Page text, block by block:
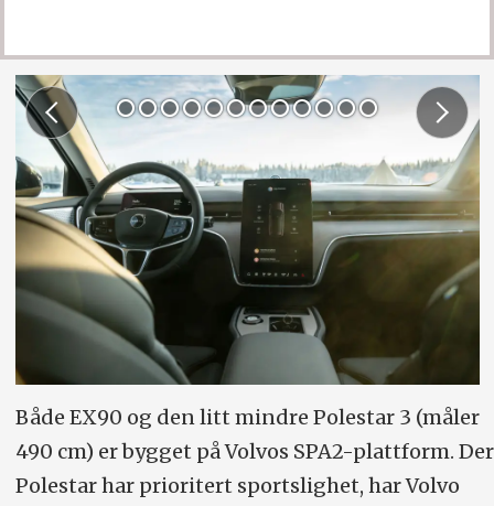
Både EX90 og den litt mindre Polestar 3 (måler
490 cm) er bygget på Volvos SPA2-plattform. Der
Polestar har prioritert sportslighet, har Volvo